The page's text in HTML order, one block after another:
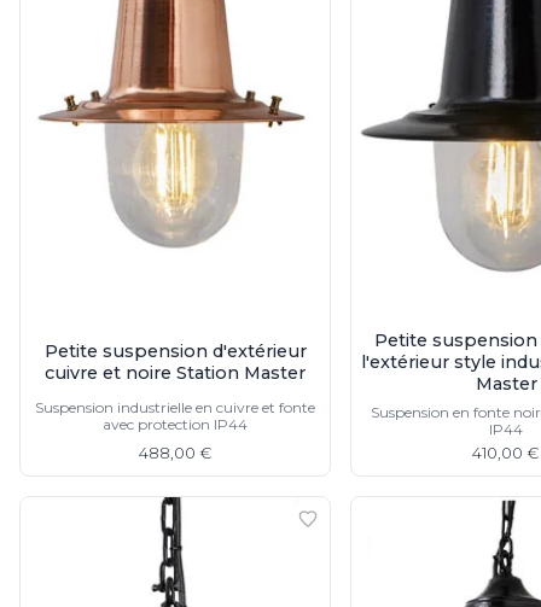
Salle de bains
Suspension
Classique
Lampadaire
Lampe de table
Lampe d'extérieur
Plafonnier d'extérieur
Spot & projecteur d'extérieur
Suspension d'extérieur
Tapis contemporain
Luminaire enfant
Petite suspension d'extérieur
cuivre et noire Station Master
Suspension industrielle en cuivre et fonte
avec protection IP44
488,00 €
Petite
l'extérieur style
Master
Suspension en fonte
IP44
410,00 €